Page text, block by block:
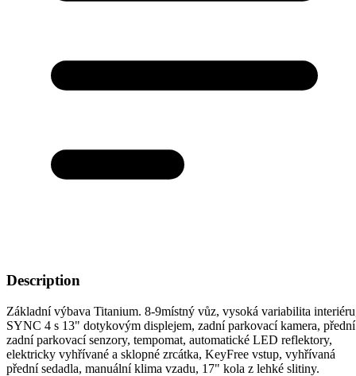
Description
Základní výbava Titanium. 8-9místný vůz, vysoká variabilita
SYNC 4 s 13" dotykovým displejem, zadní parkovací kamera,
zadní parkovací senzory, tempomat, automatické LED reflektory,
elektricky vyhřívané a sklopné zrcátka, KeyFree vstup, vyhřívaná
přední sedadla, manuální klima vzadu, 17" kola z lehké slitiny.